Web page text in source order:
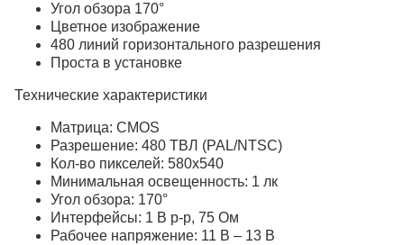
Угол обзора 170°
Цветное изображение
480 линий горизонтального разрешения
Проста в установке
Технические характеристики
Матрица: CMOS
Разрешение: 480 ТВЛ (PAL/NTSC)
Кол-во пикселей: 580х540
Минимальная освещенность: 1 лк
Угол обзора: 170°
Интерфейсы: 1 В р-р, 75 Ом
Рабочее напряжение: 11 В – 13 В